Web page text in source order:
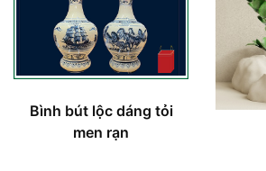
Bình bút lộc dáng tỏi
men rạn